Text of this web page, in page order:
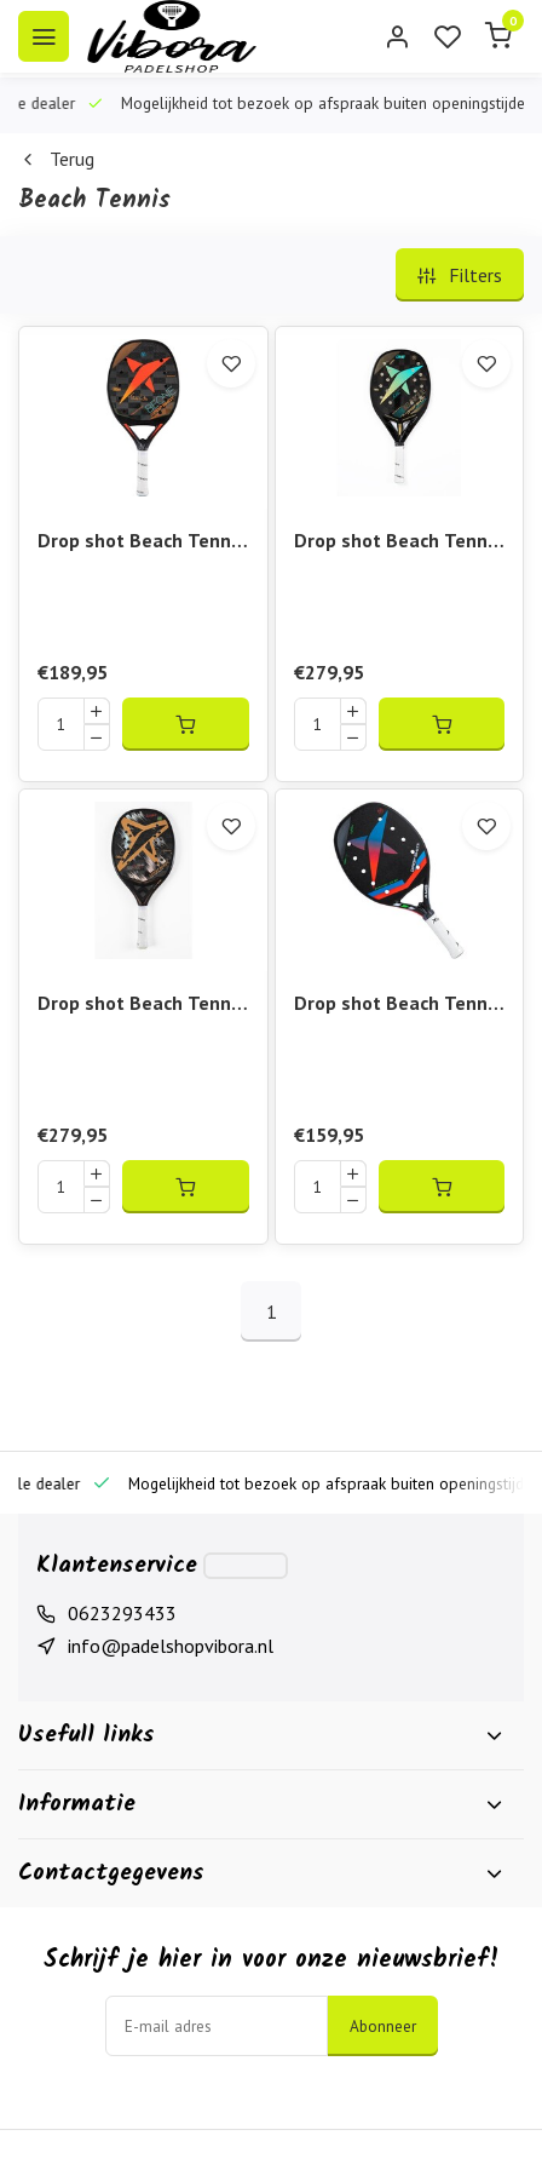
0
dealer Mogelijkheid tot bezoek op afspraak buiten openingstijden
Terug
Beach Tennis
Filters
Drop shot Beach Tennis
€189,95
Drop shot Beach Tennis
€279,95
Drop shot Beach Tennis
€279,95
Drop shot Beach Tennis
€159,95
1
dealer Mogelijkheid tot bezoek op afspraak buiten openingstijden
Klantenservice
0623293433
info@padelshopvibora.nl
Usefull links
Informatie
Contactgegevens
Schrijf je hier in voor onze nieuwsbrief!
Abonneer